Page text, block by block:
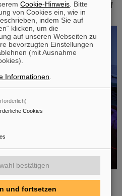
Präzise Waffen im Kampf
und ist bis heute ein
gelungenen
Cookie-Hinweis . Bitte
von Cookies ein, wie in
indem Sie auf
klicken, um die
auf unseren Webseiten zu
bevorzugten Einstellungen
(mit Ausnahme
Informationen
Cookies
bestätigen
und fortsetzen